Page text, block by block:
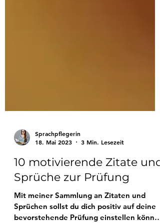
Sprachpflegerin
18. Mai 2023
3 Min. Lesezeit
10 motivierende Zitate und
Sprüche zur Prüfung
Mit meiner Sammlung an Zitaten und